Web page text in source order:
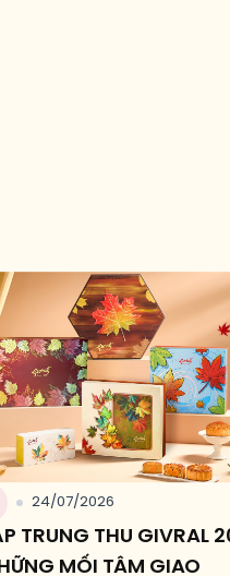
24/07/2026
TRUNG THU GIVRAL
MỐI TÂM GIAO